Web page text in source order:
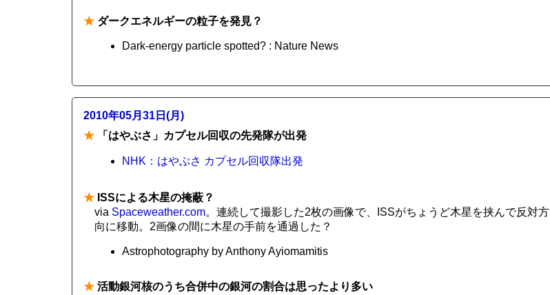
★ ダークエネルギーの粒子を発見？
Dark-energy particle spotted? : Nature News
2010年05月31日(月)
★ 「はやぶさ」カプセル回収の先発隊が出発
NHK：はやぶさ カプセル回収隊出発
★ ISSによる木星の掩蔽？
via Spaceweather.com。連続して撮影した2枚の画像で、ISSがちょうど木星を挟んで反対方
向に移動。2画像の間に木星の手前を通過した？
Astrophotography by Anthony Ayiomamitis
★ 活動銀河核のうち合併中の銀河の割合は思ったより多い